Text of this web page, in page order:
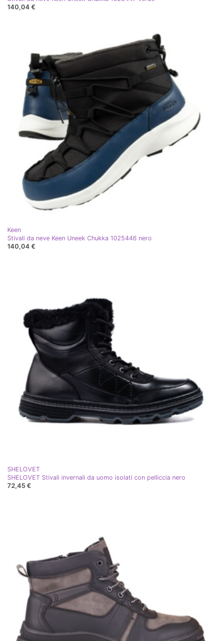
140,04 €
Keen
Stivali da neve Keen Uneek Chukka 1025446 nero
140,04 €
SHELOVET
SHELOVET Stivali invernali da uomo isolati con pelliccia nero
72,45 €